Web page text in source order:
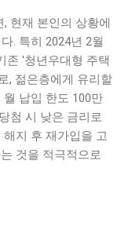
현재 본인의 상황에
. 특히 2024년 2월
존 '청년우대형 주택
, 젊은층에게 유리할
월 납입 한도 100만
첨 시 낮은 금리로
지 후 재가입을 고
것을 적극적으로